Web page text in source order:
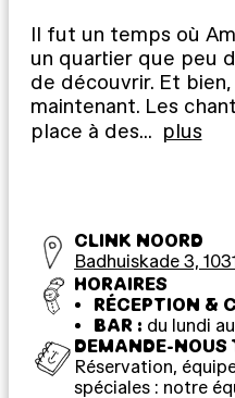
Il fut un temps où
un quartier que peu
de découvrir. Et bien,
maintenant. Les
place à des… plus
CLINK NOORD
Badhuiskade 3,
HORAIRES
RÉCEPTION &
BAR : du lundi
DEMANDE-NOUS
Réservation,
spéciales : notre